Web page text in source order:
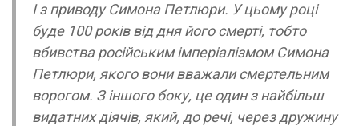
І з приводу Симона Петлюри. У цьому році
буде 100 років від дня його смерті, тобто
вбивства російським імперіалізмом Симона
Петлюри, якого вони вважали смертельним
ворогом. З іншого боку, це один з найбільш
видатних діячів, який, до речі, через дружину